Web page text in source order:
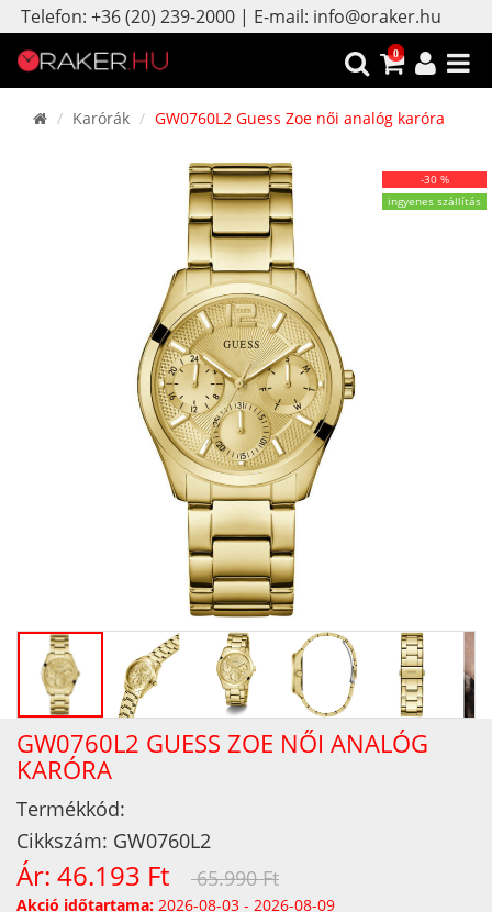
Telefon: +36 (20) 239-2000 | E-mail: info@oraker.hu
0
Karórák GW0760L2 Guess Zoe női analóg karóra
-30 %
ingyenes szállítás
GW0760L2 GUESS ZOE NŐI ANALÓG
KARÓRA
Termékkód:
Cikkszám: GW0760L2
Ár: 46.193 Ft 65.990 Ft
Akció időtartama: 2026-08-03 - 2026-08-09